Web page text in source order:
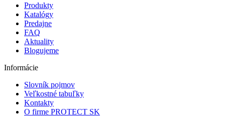
Produkty
Katalógy
Predajne
FAQ
Aktuality
Blogujeme
Informácie
Slovník pojmov
Veľkostné tabuľky
Kontakty
O firme PROTECT SK